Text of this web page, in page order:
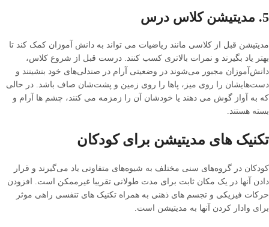
5. مدیتیشن کلاس درس
مدیتیشن قبل از کلاسی مانند ریاضیات می تواند به دانش آموزان کمک کند تا
بهتر یاد بگیرند و نمرات بالاتری کسب کنند. درست قبل از شروع کلاس،
دانش‌آموزان مجبور می‌شوند در وضعیتی آرام در صندلی‌های خود بنشینند و
دست‌هایشان را روی میز، پاها را روی زمین و پشت‌شان صاف باشد. در حالی
که به آواز گوش می دهند یا خودشان آن را زمزمه می کنند، چشم ها آرام و
بسته هستند.
تکنیک های مدیتیشن برای کودکان
کودکان در گروه‌های سنی مختلف به شیوه‌های متفاوتی یاد می‌گیرند و قرار
دادن آنها در یک مکان ثابت برای مدت طولانی تقریبا غیرممکن است. افزودن
حرکات فیزیکی و تجسم های ذهنی به همراه تکنیک های تنفسی راهی موثر
برای وادار کردن آنها به مدیتیشن است.